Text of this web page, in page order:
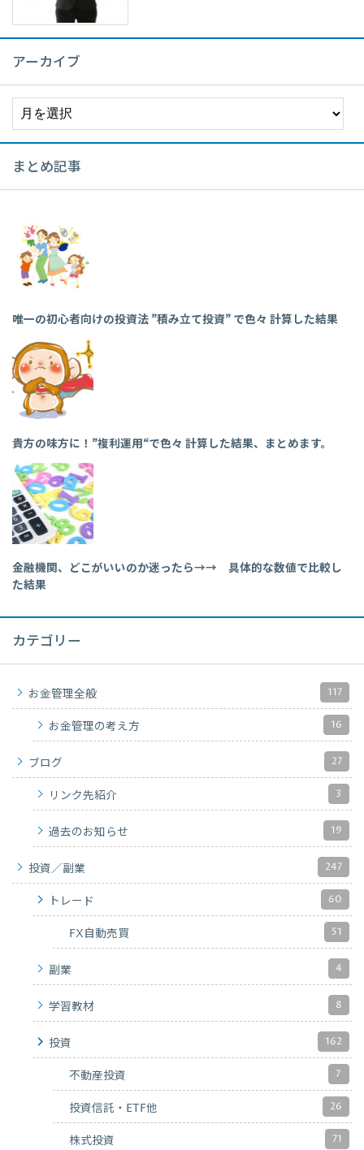
アーカイブ
まとめ記事
唯一の初心者向けの投資法 ”積み立て投資” で色々 計算した結果
貴方の味方に！”複利運用“で色々 計算した結果、まとめます。
金融機関、どこがいいのか迷ったら→→ 具体的な数値で比較し
た結果
カテゴリー
お金管理全般 117
お金管理の考え方 16
ブログ 27
リンク先紹介 3
過去のお知らせ 19
投資／副業 247
トレード 60
FX自動売買 51
副業 4
学習教材 8
投資 162
不動産投資 7
投資信託・ETF他 26
株式投資 71